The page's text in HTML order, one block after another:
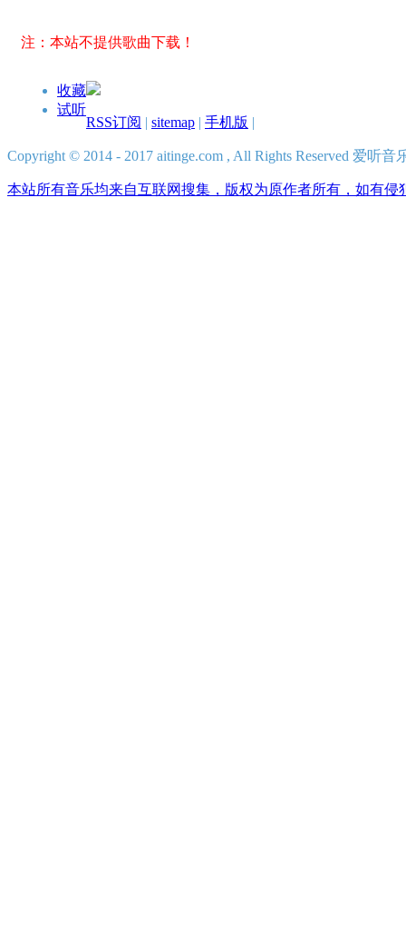
注：本站不提供歌曲下载！
收藏
试听
RSS订阅 | sitemap | 手机版 |
Copyright © 2014 - 2017 aitinge.com , All Rights Reserved 爱听音
本站所有音乐均来自互联网搜集，版权为原作者所有，如有侵